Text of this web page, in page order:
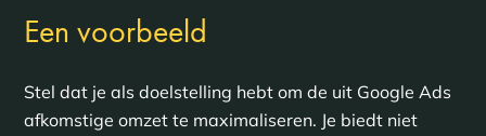
Een voorbeeld
Stel dat je als doelstelling hebt om de uit Google Ads
afkomstige omzet te maximaliseren. Je biedt niet